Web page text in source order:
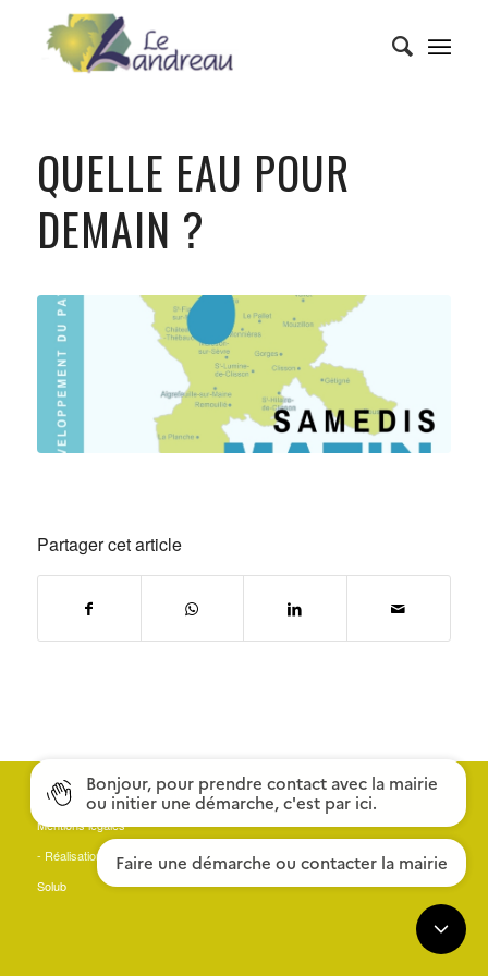
QUELLE EAU POUR
DEMAIN ?
Partager cet article
© Copyright - Mairie du Landreau (44) -
Mentions légales
- Réalisation :
Solub